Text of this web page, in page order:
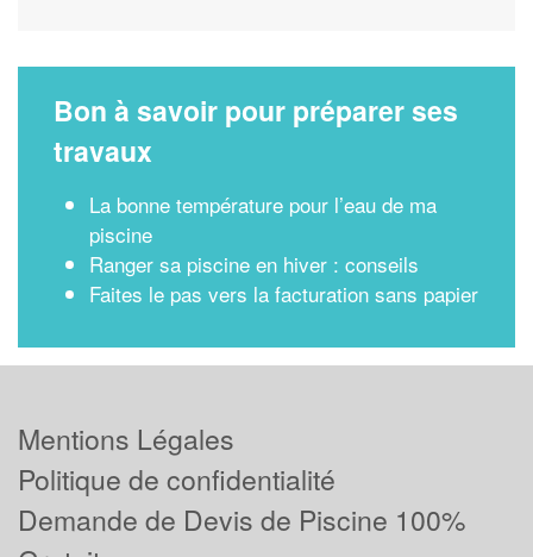
Bon à savoir pour préparer ses
travaux
La bonne température pour l’eau de ma
piscine
Ranger sa piscine en hiver : conseils
Faites le pas vers la facturation sans papier
Mentions Légales
Politique de confidentialité
Demande de Devis de Piscine 100%